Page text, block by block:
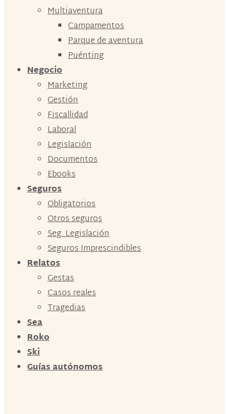
Multiaventura
Campamentos
Parque de aventura
Puénting
Negocio
Marketing
Gestión
Fiscallidad
Laboral
Legislación
Documentos
Ebooks
Seguros
Obligatorios
Otros seguros
Seg. Legislación
Seguros Imprescindibles
Relatos
Gestas
Casos reales
Tragedias
Sea
Roko
Ski
Guías autónomos